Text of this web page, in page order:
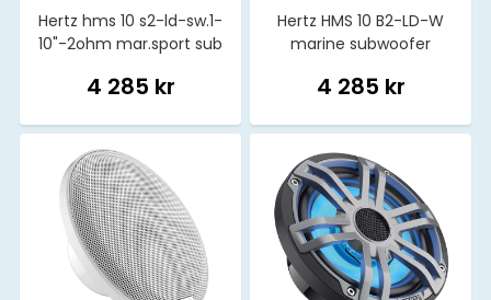
Hertz hms 10 s2-ld-sw.1-
10"-2ohm mar.sport sub
4 285 kr
Hertz HMS 10 B2-LD-W
marine subwoofer
4 285 kr